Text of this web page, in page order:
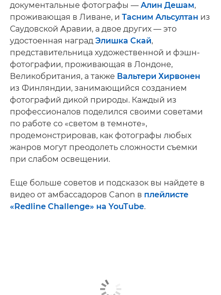
документальные фотографы — Алин Дешам,
проживающая в Ливане, и Тасним Альсултан из
Саудовской Аравии, а двое других — это
удостоенная наград Элишка Скай,
представительница художественной и фэшн-
фотографии, проживающая в Лондоне,
Великобритания, а также Вальтери Хирвонен
из Финляндии, занимающийся созданием
фотографий дикой природы. Каждый из
профессионалов поделился своими советами
по работе со «светом в темноте»,
продемонстрировав, как фотографы любых
жанров могут преодолеть сложности съемки
при слабом освещении.
Еще больше советов и подсказок вы найдете в
видео от амбассадоров Canon в плейлисте
«Redline Challenge» на YouTube.